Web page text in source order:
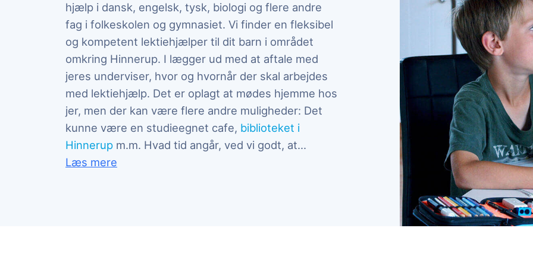
hjælp i dansk, engelsk, tysk, biologi og flere andre
fag i folkeskolen og gymnasiet. Vi finder en fleksibel
og kompetent lektiehjælper til dit barn i området
omkring Hinnerup. I lægger ud med at aftale med
jeres underviser, hvor og hvornår der skal arbejdes
med lektiehjælp. Det er oplagt at mødes hjemme hos
jer, men der kan være flere andre muligheder: Det
kunne være en studieegnet cafe, biblioteket i
Hinnerup m.m. Hvad tid angår, ved vi godt, atdet kan være svært at finde et tidspunkt
...
Læs mere
her på siden, læs om vores læringsmetode, om vores dygtige undervisere og meget